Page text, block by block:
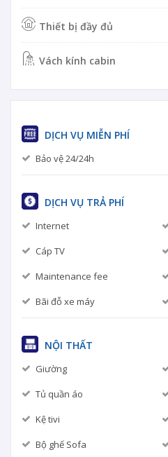
Thiết bị đầy đủ
Vách kính cabin
DỊCH VỤ MIỄN PHÍ
Bảo vệ 24/24h
DỊCH VỤ TRẢ PHÍ
Internet
Cáp TV
Maintenance fee
Bãi đỗ xe máy
NỘI THẤT
Giường
Tủ quần áo
Kệ tivi
Bộ ghế Sofa